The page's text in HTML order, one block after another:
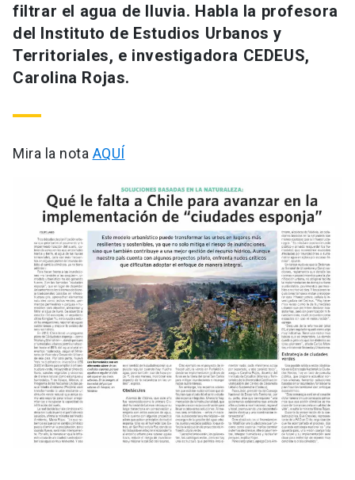
filtrar el agua de lluvia. Habla la profesora
del Instituto de Estudios Urbanos y
Territoriales, e investigadora CEDEUS,
Carolina Rojas.
Mira la nota AQUÍ